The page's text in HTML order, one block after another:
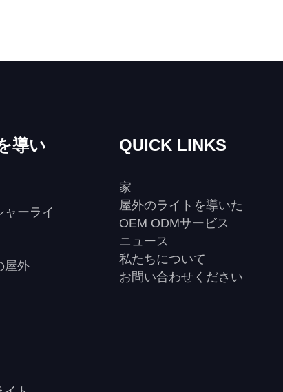
導い
ャーライ
屋外
QUICK LINKS
家
屋外のライトを導いた
OEM ODMサービス
ニュース
私たちについて
お問い合わせください